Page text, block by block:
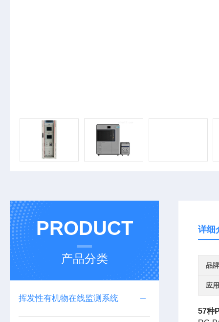
PRODUCT
产品分类
挥发性有机物在线监测系统
详细
品牌
应
57种